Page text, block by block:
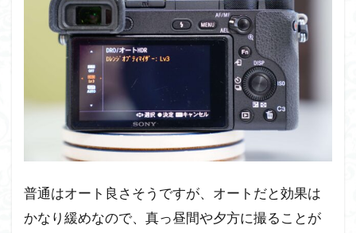
普通はオート良さそうですが、オートだと効果は
かなり緩めなので、真っ昼間や夕方に撮ることが